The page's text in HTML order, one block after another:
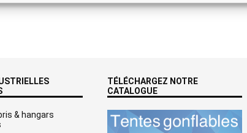
& hangars
TÉLÉCHARGEZ NOTRE
CATALOGUE